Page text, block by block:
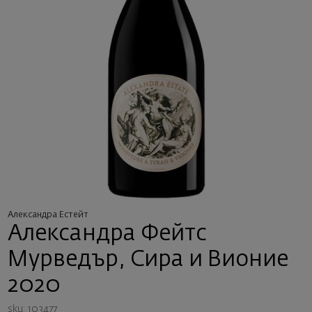
Александра Естейт
Александра Фейтс
Мурведър, Сира и Вионие
2020
sku: 103477